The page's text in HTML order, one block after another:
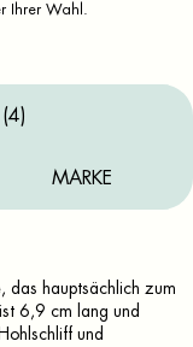
Ihrer Wahl.
MARKE
das hauptsächlich zum
6,9 cm lang und
und